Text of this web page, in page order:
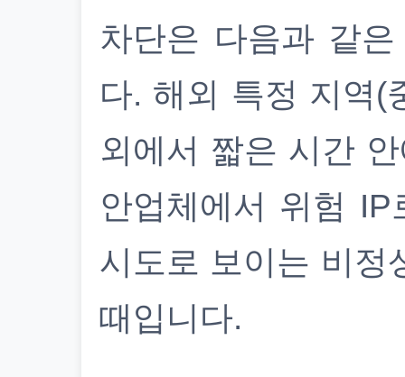
차단은 다음과 같
다. 해외 특정 지역(
외에서 짧은 시간
안업체에서 위험
시도로 보이는 비정
때입니다.